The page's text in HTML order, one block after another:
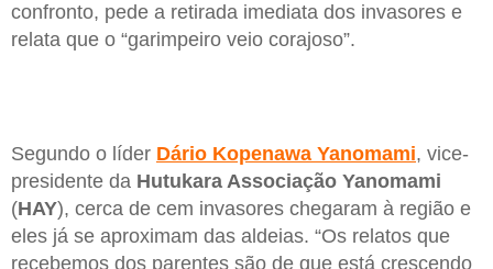
confronto, pede a retirada imediata dos invasores e
relata que o “garimpeiro veio corajoso”.
Segundo o líder Dário Kopenawa Yanomami, vice-
presidente da Hutukara Associação Yanomami
(HAY), cerca de cem invasores chegaram à região e
eles já se aproximam das aldeias. “Os relatos que
recebemos dos parentes são de que está crescendo